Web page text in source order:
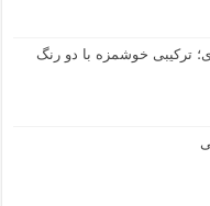
ترکیبی خوشمزه با دو رنگ